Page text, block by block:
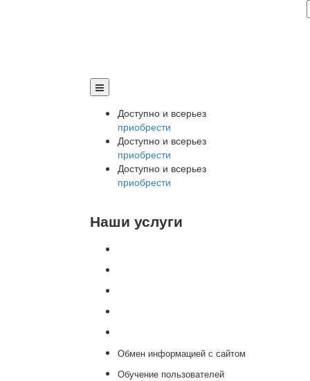
Доступно и всерьез
приобрести
Доступно и всерьез
приобрести
Доступно и всерьез
приобрести
Наши услуги
Обмен информацией с сайтом
Обучение пользователей